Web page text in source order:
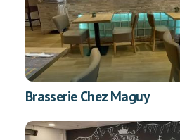
Brasserie Chez Maguy